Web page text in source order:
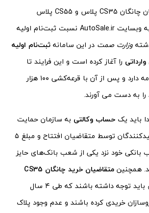
در حال حاضر مشتریان چانگان CS35 پلاس و CS55 پلاس
می‌توانند با مراجعه به وبسایت AutoSale.ir نسبت ثبت‌نام اولیه
وزارت صمت در این سامانه ثبت‌نام اولیه
را آغاز کرده است و این فرایند تا
پایان هفته جاری ادامه دارد و پس از آن با قرعه‌کشی ۱۰۰ هزار
به دست می آورند.
باید یک حساب وکالتی به سازمان حمایت
مصرف‌کنندگان و تولید‌کنندگان توسط متقاضیان افتتاح و مبلغ ۵
بانکی خود نزد یکی از شعب بانک‌های حایز
همچنین
متقاضیان خرید چانگان CS35
پلاس باید توجه داشته باشند که طی ۴ سال
خریدی کرده باشند و عدم وجود پلاک